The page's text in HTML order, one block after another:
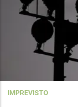
IMPREVISTO